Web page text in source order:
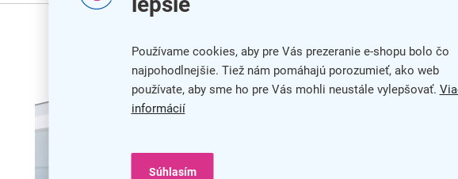
Používame cookies, aby pre Vás prezeranie e-shopu bolo čo
najpohodlnejšie. Tiež nám pomáhajú porozumieť, ako web
používate, aby sme ho pre Vás mohli neustále vylepšovať.
informácií
Súhlasím